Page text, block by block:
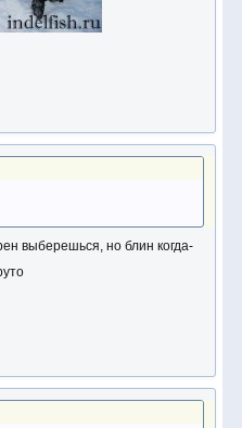
выберешься, но блин когда-